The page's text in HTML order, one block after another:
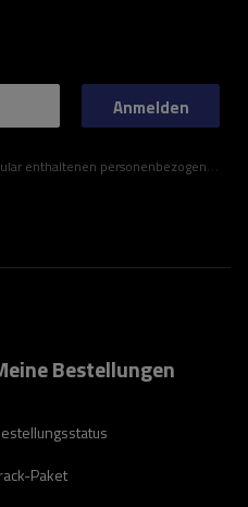
(EU) des Europäischen Parlaments und des Rates zu.
Anmelden
Bestellungen
Paket